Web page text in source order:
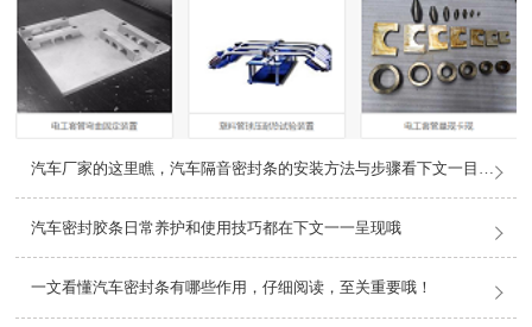
汽车厂家的这里瞧，汽车隔音密封条的安装方法与步骤看下文一目了然哦
汽车密封胶条日常养护和使用技巧都在下文一一呈现哦
一文看懂汽车密封条有哪些作用，仔细阅读，至关重要哦！